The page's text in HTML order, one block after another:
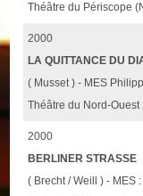
Théâtre du Périscope
2000
LA QUITTANCE DU
( Musset ) - MES
Théâtre du Nord-Ouest
2000
BERLINER STRASSE
( Brecht / Weill ) -